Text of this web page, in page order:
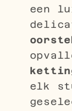
een
elk